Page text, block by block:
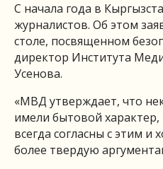
С начала года в
журналистов. Об этом
столе, посвященном
директор Института
Усенова.
«МВД утверждает, что
имели бытовой
всегда согласны с этим и
более твердую